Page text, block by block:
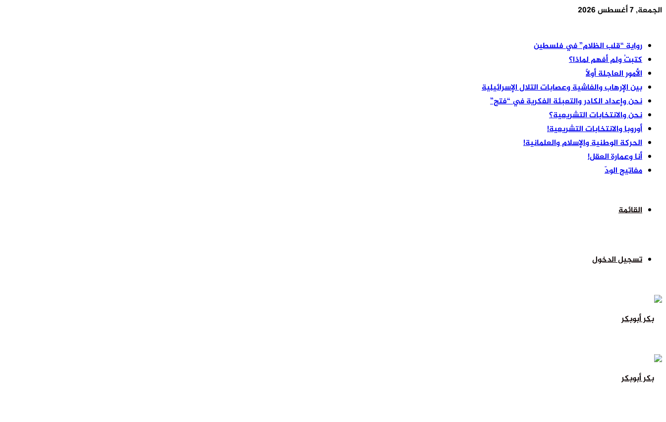
الجمعة, 7 أغسطس 2026
رواية “قلب الظلام” في فلسطين
كتبتُ ولم أفهم لماذا؟
الأمور العاجلة أولًا
بين الإرهاب والفاشية وعصابات التلال الإسرائيلية
نحن وإعداد الكادر والتعبئة الفكرية في “فتح”
نحن والانتخابات التشريعية؟
أوروبا والانتخابات التشريعية!
الحركة الوطنية والإسلام والعلمانية!
أنا وعمارة العقل!
مفاتيح الودّ
القائمة
تسجيل الدخول